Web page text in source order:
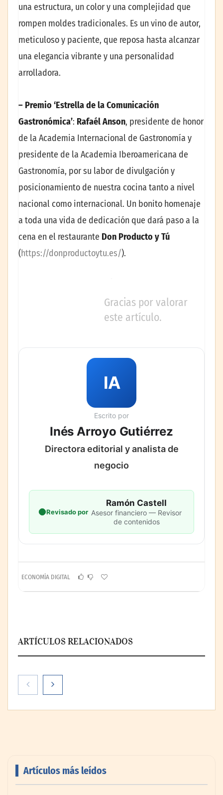
una estructura, un color y una complejidad que
rompen moldes tradicionales. Es un vino de autor,
meticuloso y paciente, que reposa hasta alcanzar
una elegancia vibrante y una personalidad
arrolladora.
– Premio ‘Estrella de la Comunicación
Gastronómica’: Rafaél Anson, presidente de honor
de la Academia Internacional de Gastronomía y
presidente de la Academia Iberoamericana de
Gastronomía, por su labor de divulgación y
posicionamiento de nuestra cocina tanto a nivel
nacional como internacional. Un bonito homenaje
a toda una vida de dedicación que dará paso a la
cena en el restaurante Don Producto y Tú
(https://donproductoytu.es/).
Gracias por valorar
este artículo.
IA
Escrito por
Inés Arroyo Gutiérrez
Directora editorial y analista de
negocio
Revisado por
Ramón Castell
Asesor financiero — Revisor
de contenidos
ECONOMÍA DIGITAL
ARTÍCULOS RELACIONADOS
Artículos más leídos